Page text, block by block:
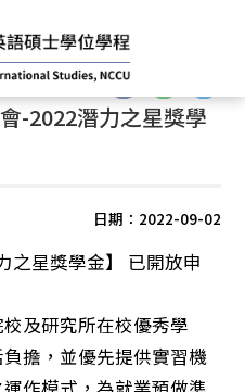
-2022潛力之星獎學
日期：2022-09-02
之星獎學金】 已開放申
及研究所在校優秀學
擔，並優先提供實習機